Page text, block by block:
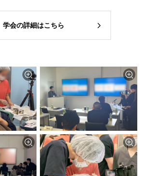
学会の詳細はこちら